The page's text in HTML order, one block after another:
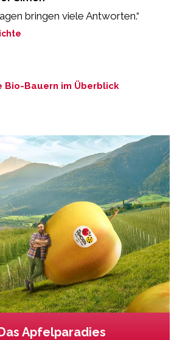
bringen viele Antworten.“
Bio-Bauern im Überblick
Apfelparadies